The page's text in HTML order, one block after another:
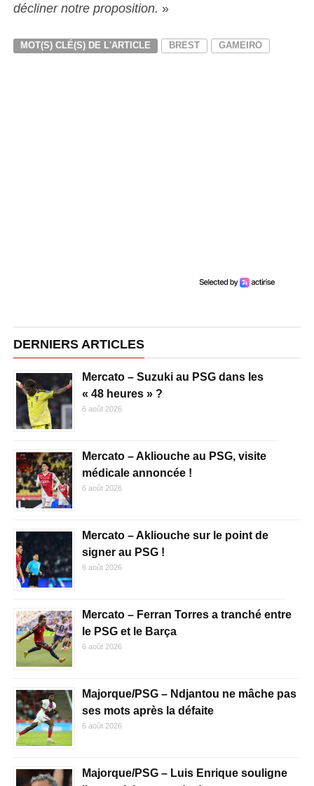
décliner notre proposition. »
MOT(S) CLÉ(S) DE L'ARTICLE BREST GAMEIRO
DERNIERS ARTICLES
Mercato – Suzuki au PSG dans les
« 48 heures » ?
6 août 2026
Mercato – Akliouche au PSG, visite
médicale annoncée !
6 août 2026
Mercato – Akliouche sur le point de
signer au PSG !
6 août 2026
Mercato – Ferran Torres a tranché entre
le PSG et le Barça
6 août 2026
Majorque/PSG – Ndjantou ne mâche pas
ses mots après la défaite
6 août 2026
Majorque/PSG – Luis Enrique souligne